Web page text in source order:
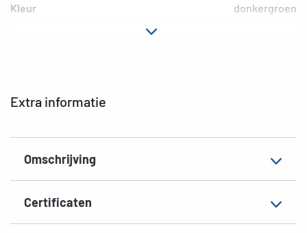
Extra informatie
Omschrijving
Certificaten
Kleur donkergroen